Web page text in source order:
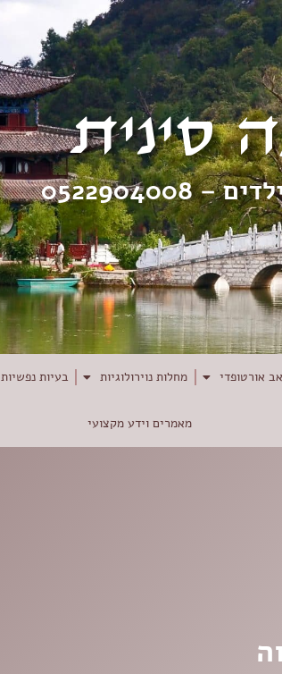
סינית
–
0522904008
אורטופדי מחלות נוירולוגיות בעיות נפשיות
מאמרים וידע מקצועי